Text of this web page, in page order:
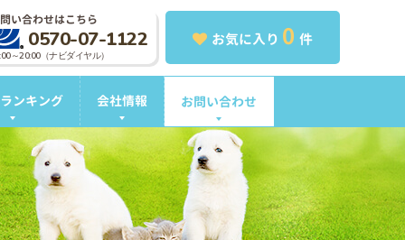
お気に入り 0 件
い合わせはこちら
0570-07-1122
～20:00（ナビダイヤル）
ンキング 会社情報 お問い合わせ